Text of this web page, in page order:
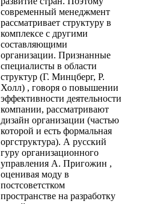
современный менеджмент
рассматривает структуру в
комплексе с другими
составляющими
организации. Признанные
специалисты в области
структур (Г. Минцберг, Р.
Холл) , говоря о повышении
эффективности деятельности
компании, рассматривают
дизайн организации (частью
которой и есть формальная
оргструктура). А русский
гуру организационного
управления А. Пригожин ,
оценивая моду в
постсоветстком
пространстве на разработку